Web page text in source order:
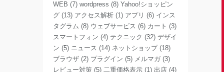
WEB (7) wordpress (8) Yahoo!ショッピン
グ (13) アクセス解析 (1) アプリ (6) インス
タグラム (8) ウェブサービス (6) カート (3)
スマートフォン (4) テクニック (32) デザイ
ン (5) ニュース (14) ネットショップ(18)
ブラウザ (2) プラグイン (5) メルマガ (3)
レビュー対策 (5) 二重価格表示 (1) 出店 (4)